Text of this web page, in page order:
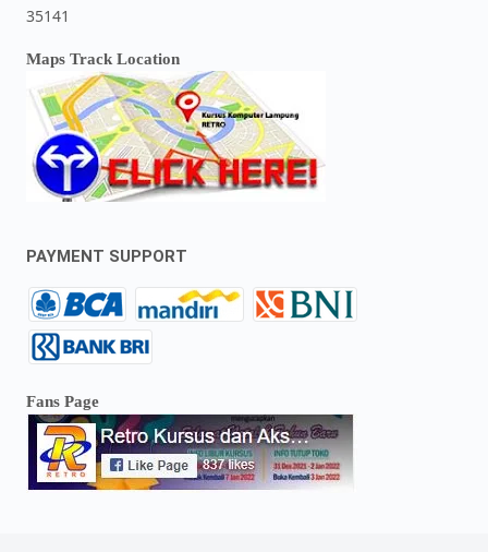
35141
Maps Track Location
PAYMENT SUPPORT
Fans Page